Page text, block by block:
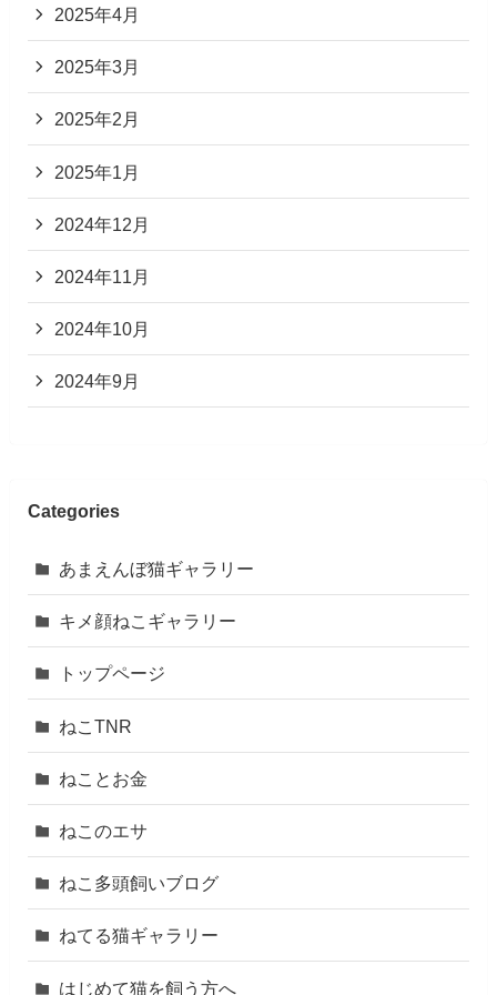
2025年4月
2025年3月
2025年2月
2025年1月
2024年12月
2024年11月
2024年10月
2024年9月
Categories
あまえんぼ猫ギャラリー
キメ顔ねこギャラリー
トップページ
ねこTNR
ねことお金
ねこのエサ
ねこ多頭飼いブログ
ねてる猫ギャラリー
はじめて猫を飼う方へ